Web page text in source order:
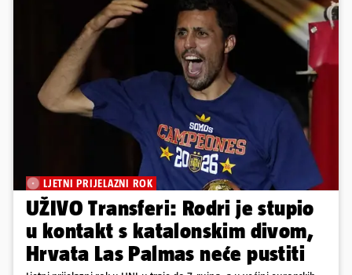
LJETNI PRIJELAZNI ROK
UŽIVO Transferi: Rodri je stupio
u kontakt s katalonskim divom,
Hrvata Las Palmas neće pustiti